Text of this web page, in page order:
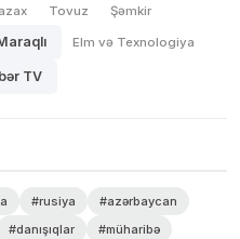
Tovuz Şəmkir
Elm və Texnologiya
TV
#rusiya
#azərbaycan
#danışıqlar
#müharibə